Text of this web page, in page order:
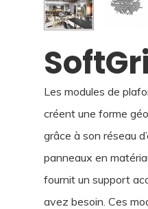
Les modules de
créent une forme
grâce à son réseau
panneaux en
fournit un support
avez besoin. Ces